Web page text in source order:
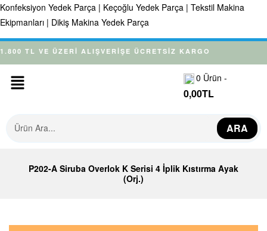
Konfeksiyon Yedek Parça | Keçoğlu Yedek Parça | Tekstil Makina
Ekipmanları | Dikiş Makina Yedek Parça
1.800 TL VE ÜZERİ ALIŞVERİŞE ÜCRETSİZ KARGO
0 Ürün -
0,00TL
ARA
P202-A Siruba Overlok K Serisi 4 İplik Kıstırma Ayak
(Orj.)